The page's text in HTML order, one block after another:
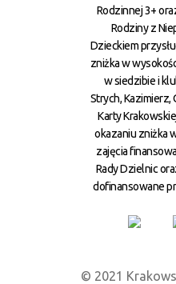
Rodzinnej 3+
Rodziny z
Dzieckiem
zniżka w
w siedzibie i
Strych, Kazimierz,
Karty
okazaniu zniżka
zajęcia
Rady Dzielnic
dofinansowane
© 2021